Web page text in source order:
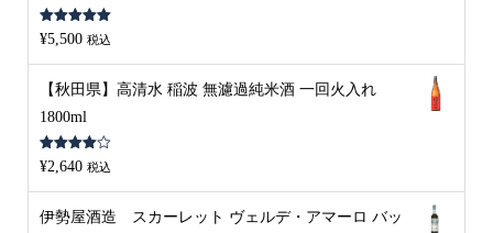
5段階中 5.00
の評価
¥5,500 税込
【秋田県】高清水 稲波 無濾過純米酒 一回火入れ
1800ml
5段階中
4.00の評
¥2,640 税込
伊勢屋酒造 スカーレット ヴェルデ・アマーロ バッ